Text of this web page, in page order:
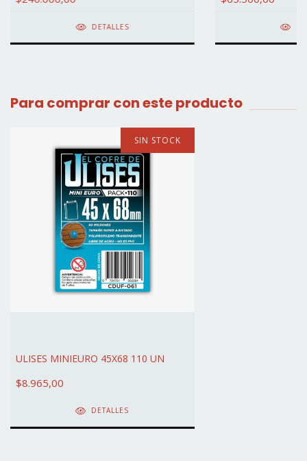
DETALLES
Para comprar con este producto
SIN STOCK
ULISES MINIEURO 45X68 110 UN
$8.965,00
DETALLES